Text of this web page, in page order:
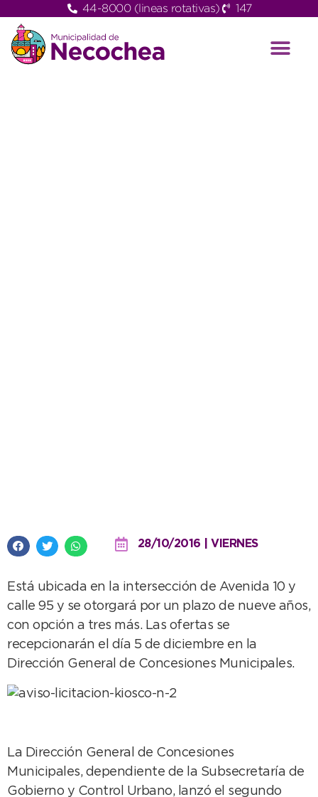
44-8000 (lineas rotativas) 147
28/10/2016 | VIERNES
Está ubicada en la intersección de Avenida 10 y
calle 95 y se otorgará por un plazo de nueve años,
con opción a tres más. Las ofertas se
recepcionarán el día 5 de diciembre en la
Dirección General de Concesiones Municipales.
La Dirección General de Concesiones
Municipales, dependiente de la Subsecretaría de
Gobierno y Control Urbano, lanzó el segundo